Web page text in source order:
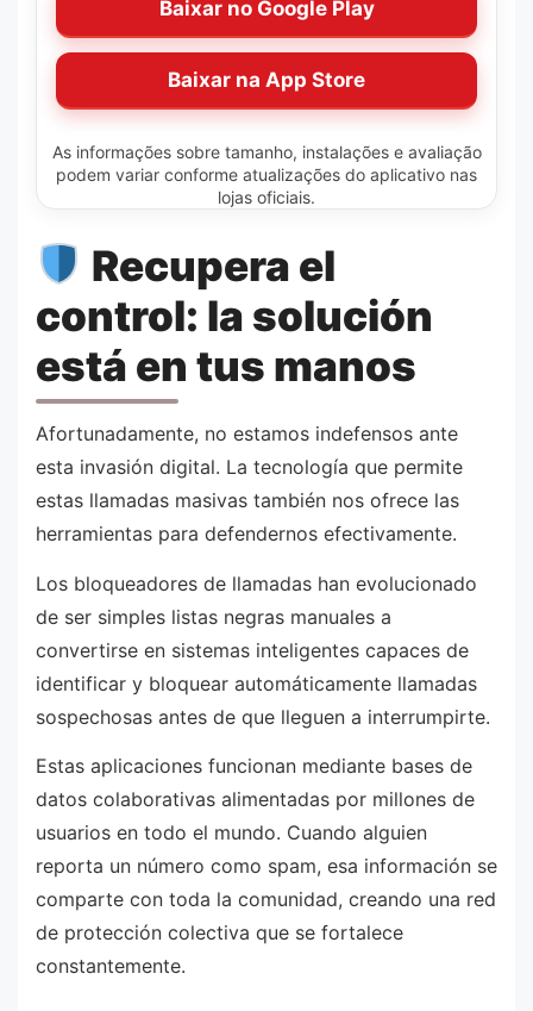
Baixar no Google Play
Baixar na App Store
As informações sobre tamanho, instalações e avaliação
podem variar conforme atualizações do aplicativo nas
lojas oficiais.
Recupera el
control: la solución
está en tus manos
Afortunadamente, no estamos indefensos ante
esta invasión digital. La tecnología que permite
estas llamadas masivas también nos ofrece las
herramientas para defendernos efectivamente.
Los bloqueadores de llamadas han evolucionado
de ser simples listas negras manuales a
convertirse en sistemas inteligentes capaces de
identificar y bloquear automáticamente llamadas
sospechosas antes de que lleguen a interrumpirte.
Estas aplicaciones funcionan mediante bases de
datos colaborativas alimentadas por millones de
usuarios en todo el mundo. Cuando alguien
reporta un número como spam, esa información se
comparte con toda la comunidad, creando una red
de protección colectiva que se fortalece
constantemente.